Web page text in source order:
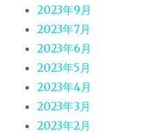
2023年9月
2023年7月
2023年6月
2023年5月
2023年4月
2023年3月
2023年2月